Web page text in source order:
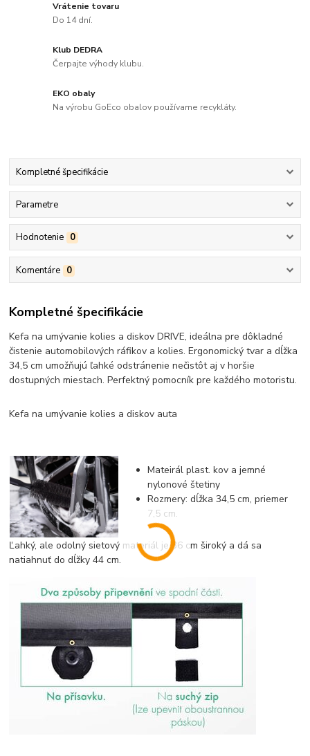
Vrátenie tovaru
Do 14 dní.
Klub DEDRA
Čerpajte výhody klubu.
EKO obaly
Na výrobu GoEco obalov používame recykláty.
Kompletné špecifikácie
Parametre
Hodnotenie 0
Komentáre 0
Kompletné špecifikácie
Kefa na umývanie kolies a diskov DRIVE, ideálna pre dôkladné
čistenie automobilových ráfikov a kolies. Ergonomický tvar a dĺžka
34,5 cm umožňujú ľahké odstránenie nečistôt aj v horšie
dostupných miestach. Perfektný pomocník pre každého motoristu.
Kefa na umývanie kolies a diskov auta
Mateirál plast. kov a jemné
nylonové štetiny
Rozmery: dĺžka 34,5 cm, priemer
7,5 cm.
Ľahký, ale odolný sietový materiál je 36 cm široký a dá sa
natiahnuť do dĺžky 44 cm.